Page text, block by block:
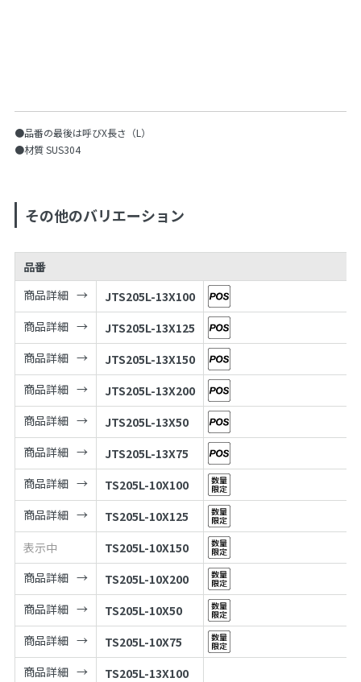
●品番の最後は呼びX長さ（L）
●材質 SUS304
その他のバリエーション
品番
商品詳細
JTS205L-13X100
商品詳細
JTS205L-13X125
商品詳細
JTS205L-13X150
商品詳細
JTS205L-13X200
商品詳細
JTS205L-13X50
商品詳細
JTS205L-13X75
商品詳細
TS205L-10X100
商品詳細
TS205L-10X125
表示中
TS205L-10X150
商品詳細
TS205L-10X200
商品詳細
TS205L-10X50
商品詳細
TS205L-10X75
商品詳細
TS205L-13X100